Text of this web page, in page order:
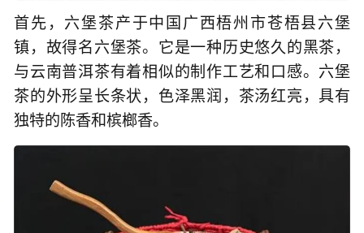
首先，六堡茶产于中国广西梧州市苍梧县六堡
镇，故得名六堡茶。它是一种历史悠久的黑茶，
与云南普洱茶有着相似的制作工艺和口感。六堡
茶的外形呈长条状，色泽黑润，茶汤红亮，具有
独特的陈香和槟榔香。